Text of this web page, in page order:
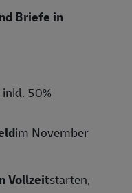
Briefe in
inkl. 50%
im November
Vollzeitstarten,